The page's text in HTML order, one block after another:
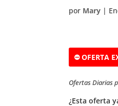
por Mary |
⛔ OFERTA
Ofertas Diarias
¿Esta oferta